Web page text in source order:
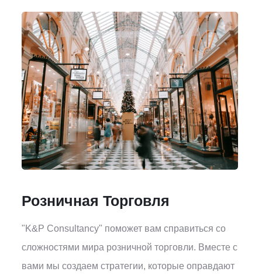
Розничная Торговля
"K&P Consultancy" поможет вам справиться со
сложностями мира розничной торговли. Вместе с
вами мы создаем стратегии, которые оправдают